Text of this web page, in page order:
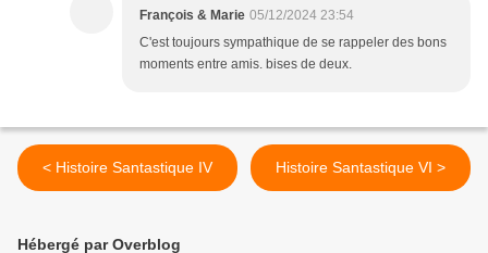
François & Marie 05/12/2024 23:54
C'est toujours sympathique de se rappeler des bons
moments entre amis. bises de deux.
< Histoire Santastique IV Histoire Santastique VI >
Hébergé par Overblog